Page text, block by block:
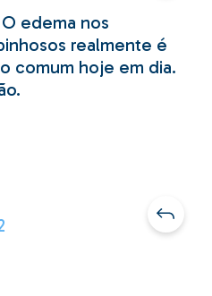
edema nos
realmente é
comum hoje em dia.